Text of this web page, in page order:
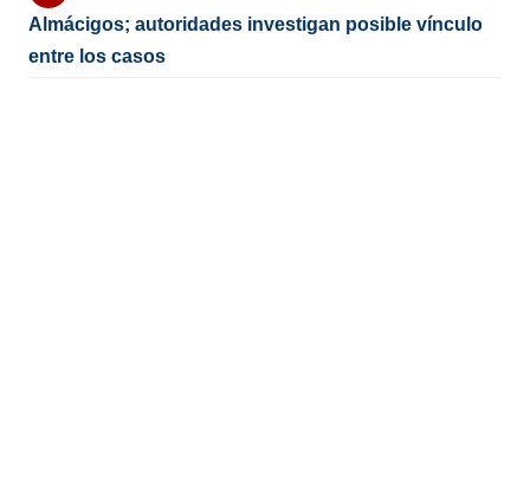
Almácigos; autoridades investigan posible vínculo
entre los casos